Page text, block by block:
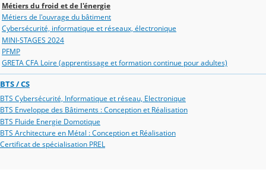
Métiers du froid et de l'énergie
Métiers de l'ouvrage du bâtiment
Cybersécurité, informatique et réseaux, électronique
MINI-STAGES 2024
PFMP
GRETA CFA Loire (apprentissage et formation continue pour adultes)
BTS / CS
BTS Cybersécurité, Informatique et réseau, Electronique
BTS Enveloppe des Bâtiments : Conception et Réalisation
BTS Fluide Energie Domotique
BTS Architecture en Métal : Conception et Réalisation
Certificat de spécialisation PREL